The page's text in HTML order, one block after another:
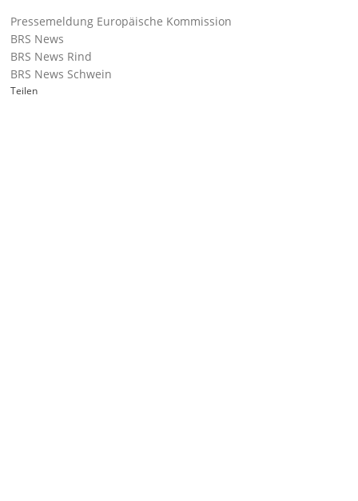
Pressemeldung Europäische Kommission
BRS News
BRS News Rind
BRS News Schwein
Teilen